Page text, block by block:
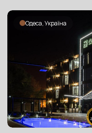
Одеса, Україна